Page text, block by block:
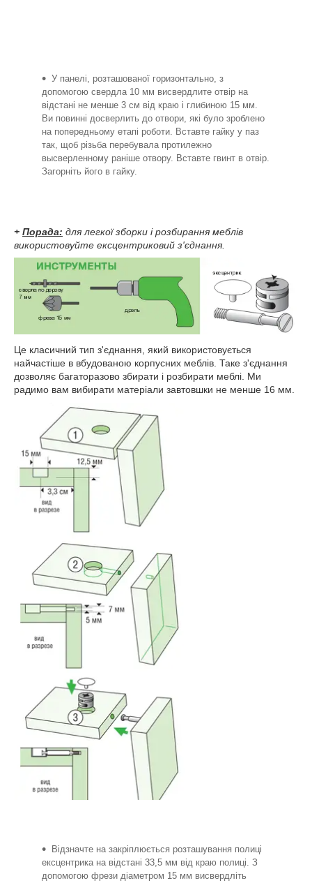
У панелі, розташованої горизонтально, з
допомогою свердла 10 мм висвердлите отвір на
відстані не менше 3 см від краю і глибиною 15 мм.
Ви повинні досверлить до отвори, які було зроблено
на попередньому етапі роботи. Вставте гайку у паз
так, щоб різьба перебувала протилежно
высверленному раніше отвору. Вставте гвинт в отвір.
Загорніть його в гайку.
+ Порада: для легкої зборки і розбирання меблів
використовуйте ексцентриковий з'єднання.
Це класичний тип з'єднання, який використовується
найчастіше в вбудованою корпусних меблів. Таке з'єднання
дозволяє багаторазово збирати і розбирати меблі. Ми
радимо вам вибирати матеріали завтовшки не менше 16 мм.
Відзначте на закріплюється розташування полиці
ексцентрика на відстані 33,5 мм від краю полиці. З
допомогою фрези діаметром 15 мм висвердліть